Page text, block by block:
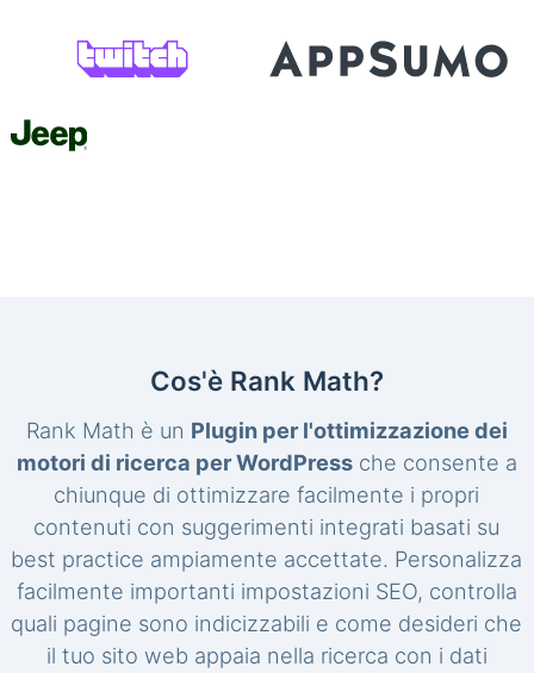
Cos'è Rank Math?
Rank Math è un Plugin per l'ottimizzazione dei
motori di ricerca per WordPressche consente a
chiunque di ottimizzare facilmente i propri
contenuti con suggerimenti integrati basati su
best practice ampiamente accettate. Personalizza
facilmente importanti impostazioni SEO, controlla
quali pagine sono indicizzabili e come desideri che
il tuo sito web appaia nella ricerca con i dati